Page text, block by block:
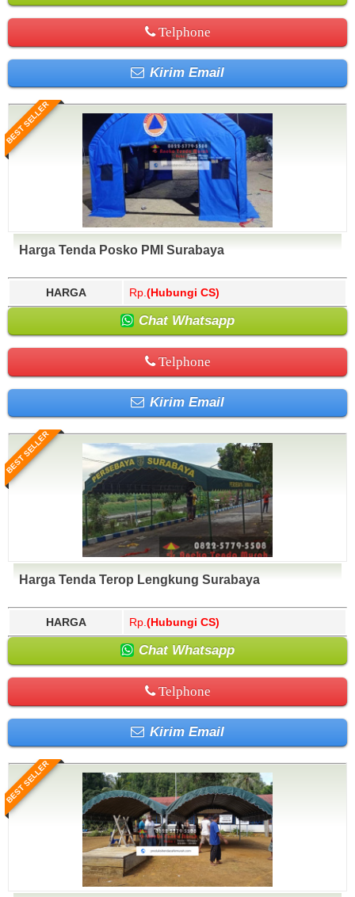
Telphone
Kirim Email
BEST SELLER
Harga Tenda Posko PMI Surabaya
HARGA Rp. (Hubungi CS)
Chat Whatsapp
Telphone
Kirim Email
BEST SELLER
Harga Tenda Terop Lengkung Surabaya
HARGA Rp. (Hubungi CS)
Chat Whatsapp
Telphone
Kirim Email
BEST SELLER